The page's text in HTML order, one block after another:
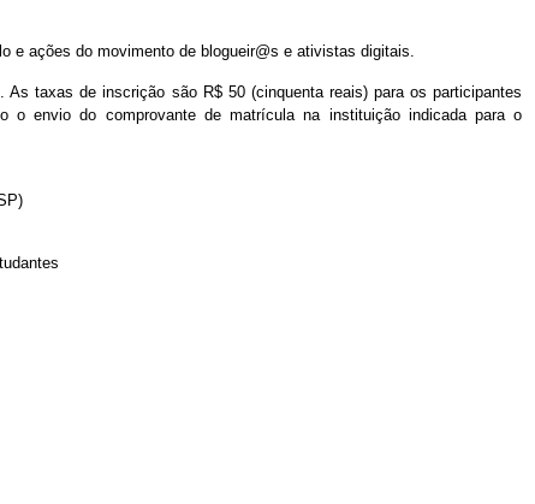
e ações do movimento de blogueir@s e ativistas digitais.
. As taxas de inscrição são R$ 50 (cinquenta reais) para os participantes
o envio do comprovante de matrícula na instituição indicada para o